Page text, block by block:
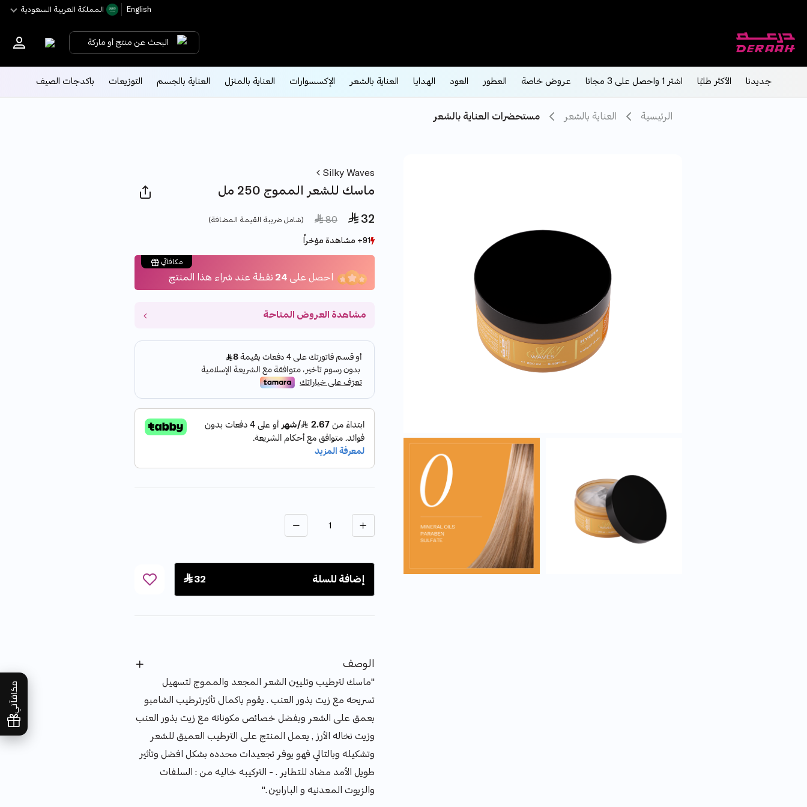
English اﻟﻤﻤﻠﻜﺔ اﻟﻌﺮﺑﻴﺔ اﻟﺴﻌﻮدﻳﺔ
البحث عن منتج أو ماركة
جديدنا الأكثر طلبًا اشتر 1 واحصل على 3 مجانا عروض خاصة العطور العود الهدايا العناية بالشعر الإكسسوارات العناية بالمنزل العناية بالجسم التوزيعات باكدجات الصيف
مكافآتي
الرئيسية العناية بالشعر مستحضرات العناية بالشعر
Silky Waves
ماسك للشعر المموج 250 مل
 32
Price reduced from
 80
to (شامل ضريبة القيمة المضافة)
91+ مشاهدة مؤخراً
83+ بيع مؤخراً
91+ مشاهدة مؤخراً
83+ بيع مؤخراً
مكافآتي
احصل على24نقطة عند شراء هذا المنتج
مشاهدة العروض المتاحة
الكمية
إضافة للسلة  32
الوصف
"ماسك لترطيب وتليين الشعر المجعد والمموج لتسهيل
تسريحه مع زيت بذور العنب . يقوم باكمال تأثيرترطيب الشامبو
بعمق على الشعر وبفضل خصائص مكوناته مع زيت بذور العنب
وزيت نخاله الأرز , يعمل المنتج على الترطيب العميق للشعر
وتشكيله وبالتالي فهو يوفر تجعيدات محدده بشكل افضل وتأثير
طويل الأمد مضاد للتطاير . - التركيبه خاليه من : السلفات
والزيوت المعدنيه و البارابين ."